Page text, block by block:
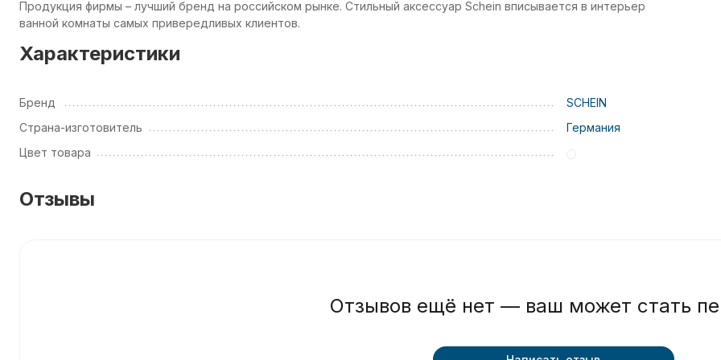
Продукция фирмы – лучший бренд на российском рынке. Стильный аксессуар Schein вписывается в интерьер
ванной комнаты самых привередливых клиентов.
Характеристики
Бренд
SCHEIN
Страна-изготовитель
Германия
Цвет товара
Отзывы
Отзывов ещё нет — ваш может стать